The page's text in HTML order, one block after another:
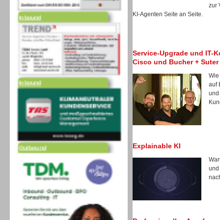
Inbound
Inbound
Outbound
zur
KI-Agenten Seite an Seite.
Service-Upgrade und IT-
Cisco und Bucher + Suter
auf
und
Explainable KI
und